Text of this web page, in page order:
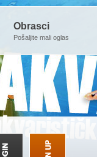
Obrasci
Pošaljite mali oglas